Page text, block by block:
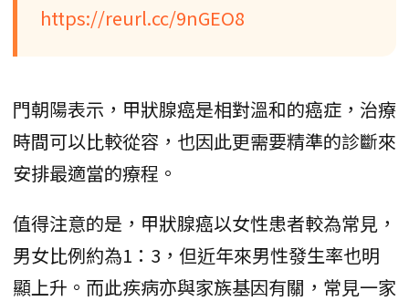
https://reurl.cc/9nGEO8
門朝陽表示，甲狀腺癌是相對溫和的癌症，治療
時間可以比較從容，也因此更需要精準的診斷來
安排最適當的療程。
值得注意的是，甲狀腺癌以女性患者較為常見，
男女比例約為1：3，但近年來男性發生率也明
顯上升。而此疾病亦與家族基因有關，常見一家